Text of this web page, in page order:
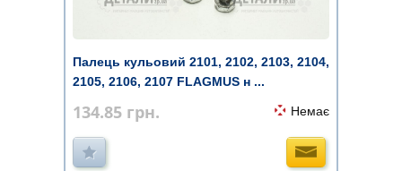
Палець кульовий 2101, 2102, 2103, 2104,
2105, 2106, 2107 FLAGMUS н ...
134.85 грн. Немає